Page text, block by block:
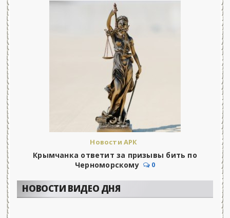
Новости АРК
Крымчанка ответит за призывы бить по
Черноморскому
0
НОВОСТИ ВИДЕО ДНЯ